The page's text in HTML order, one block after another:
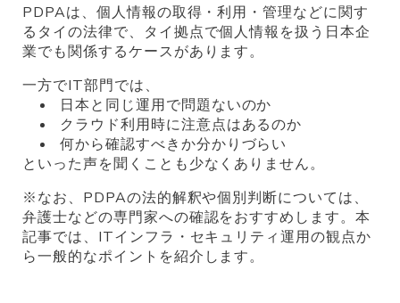
PDPAは、個人情報の取得・利用・管理などに関す
るタイの法律で、タイ拠点で個人情報を扱う日本企
業でも関係するケースがあります。
一方でIT部門では、
日本と同じ運用で問題ないのか
クラウド利用時に注意点はあるのか
何から確認すべきか分かりづらい
といった声を聞くことも少なくありません。
※なお、PDPAの法的解釈や個別判断については、
弁護士などの専門家への確認をおすすめします。本
記事では、ITインフラ・セキュリティ運用の観点か
ら一般的なポイントを紹介します。